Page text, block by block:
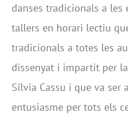
danses tradicionals a les
tallers en horari lectiu
tradicionals a totes les
dissenyat i impartit per
Sílvia Cassu i que va ser
entusiasme per tots els